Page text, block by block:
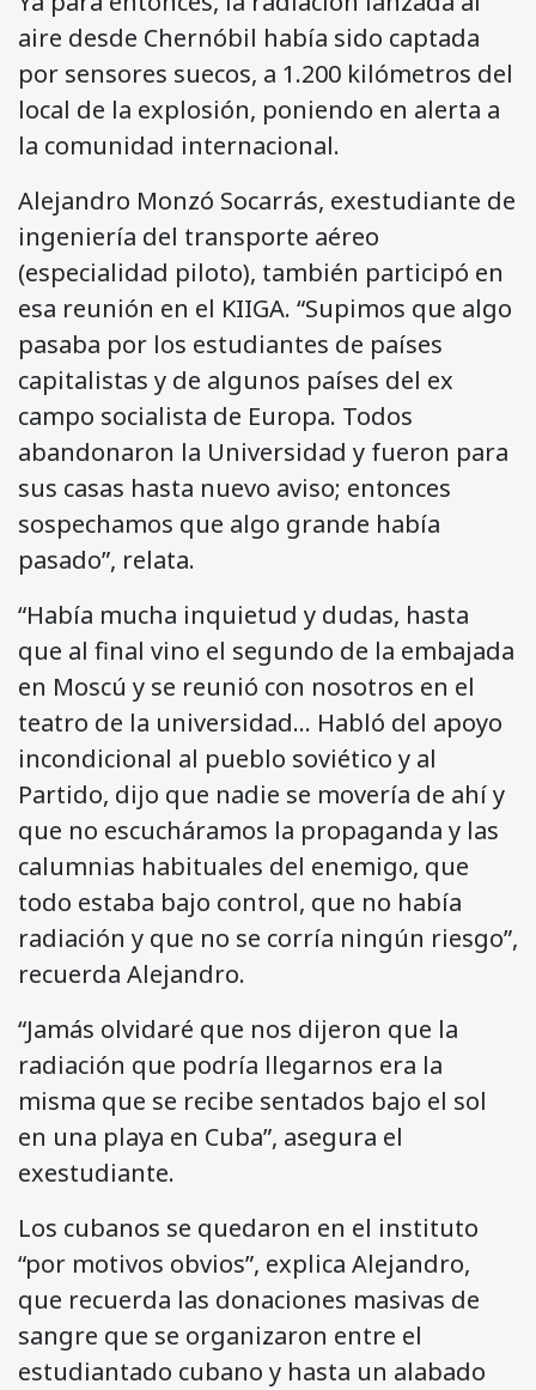
aire desde Chernóbil había sido captada
por sensores suecos, a 1.200 kilómetros del
local de la explosión, poniendo en alerta a
la comunidad internacional.
Alejandro Monzó Socarrás, exestudiante de
ingeniería del transporte aéreo
(especialidad piloto), también participó en
esa reunión en el KIIGA. “Supimos que algo
pasaba por los estudiantes de países
capitalistas y de algunos países del ex
campo socialista de Europa. Todos
abandonaron la Universidad y fueron para
sus casas hasta nuevo aviso; entonces
sospechamos que algo grande había
pasado”, relata.
“Había mucha inquietud y dudas, hasta
que al final vino el segundo de la embajada
en Moscú y se reunió con nosotros en el
teatro de la universidad… Habló del apoyo
incondicional al pueblo soviético y al
Partido, dijo que nadie se movería de ahí y
que no escucháramos la propaganda y las
calumnias habituales del enemigo, que
todo estaba bajo control, que no había
radiación y que no se corría ningún riesgo”,
recuerda Alejandro.
“Jamás olvidaré que nos dijeron que la
radiación que podría llegarnos era la
misma que se recibe sentados bajo el sol
en una playa en Cuba”, asegura el
exestudiante.
Los cubanos se quedaron en el instituto
“por motivos obvios”, explica Alejandro,
que recuerda las donaciones masivas de
sangre que se organizaron entre el
estudiantado cubano y hasta un alabado